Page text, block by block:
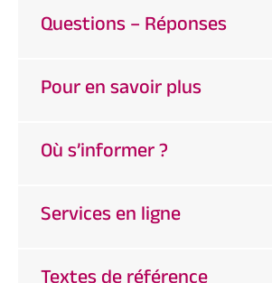
Questions – Réponses
Pour en savoir plus
Où s’informer ?
Services en ligne